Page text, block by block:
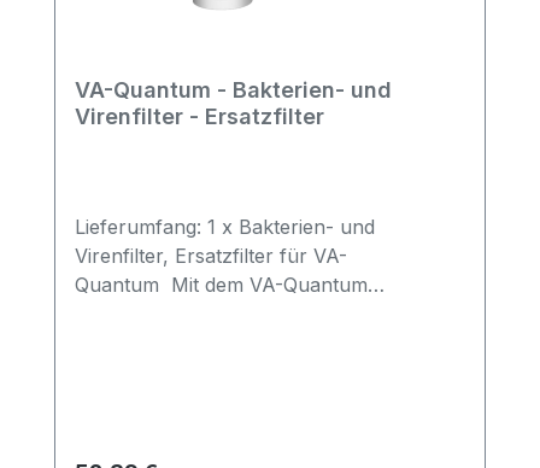
VA-Quantum - Bakterien- und
Virenfilter - Ersatzfilter
Lieferumfang: 1 x Bakterien- und
Virenfilter, Ersatzfilter für VA-
Quantum Mit dem VA-Quantum
dem Wasser heraus und Sie können guten